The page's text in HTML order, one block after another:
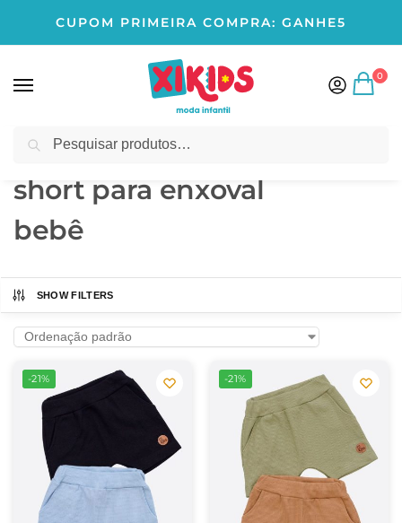
CUPOM PRIMEIRA COMPRA: GANHE5
0
Início Produtos marcados com a tag “short para enxoval bebê”
short para enxoval
bebê
SHOW FILTERS
-21% -21%